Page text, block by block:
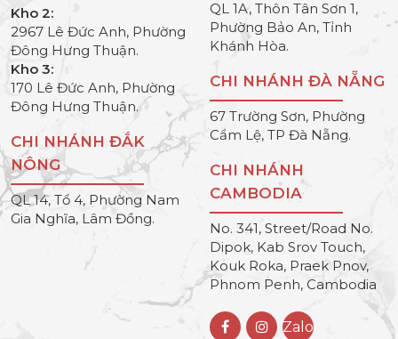
Kho 2:
2967 Lê Đức Anh, Phường
Đông Hưng Thuận.
Kho 3:
170 Lê Đức Anh, Phường
Đông Hưng Thuận.
CHI NHÁNH ĐẮK
NÔNG
QL 14, Tổ 4, Phường Nam
Gia Nghĩa, Lâm Đồng.
QL 1A, Thôn Tân Sơn 1,
Phường Bảo An, Tỉnh
Khánh Hòa.
CHI NHÁNH ĐÀ NẴNG
67 Trường Sơn, Phường
Cẩm Lệ, TP Đà Nẵng.
CHI NHÁNH
CAMBODIA
No. 341, Street/Road No.
Dipok, Kab Srov Touch,
Kouk Roka, Praek Pnov,
Phnom Penh, Cambodia
Zalo